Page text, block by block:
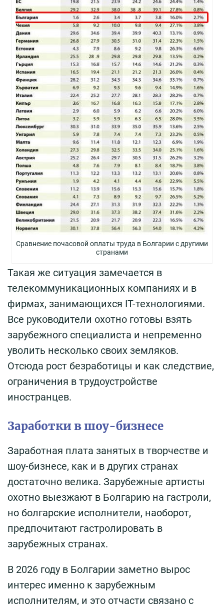
Сравнение почасовой оплаты труда в Болгарии с другими
странами
Такая же ситуация замечается в
телекоммуникационных компаниях и в
фирмах, занимающихся IT-технологиями.
Все руководители охотно готовы взять
зарубежного специалиста и непременно
уволить несколько своих земляков.
Отсюда рост безработицы и как следствие,
ограничения в трудоустройстве
иностранцев.
Заработки в шоу-бизнесе
Заработная плата занятых в творчестве и
шоу-бизнесе, как и в других странах
достаточно велика. Зарубежные артисты
охотно выезжают в Болгарию на гастроли,
но болгарские исполнители, наоборот,
предпочитают гастролировать в
зарубежных странах.
В 2026 году в Болгарии заметно вырос
интерес именно к зарубежным
исполнителям, и это отчасти связано с